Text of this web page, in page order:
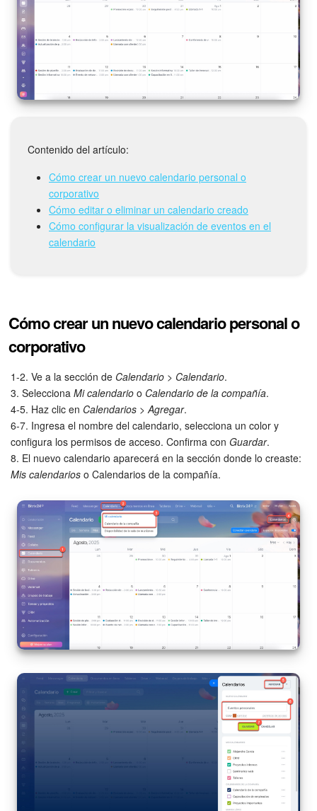
Tienda CRM
Firma electrónica
Firma electrónica para RR. HH.
Marketing
Gestión del inventario
Telefonía
Widget del empleado
Configuraciones de la cuenta
Bitrix24 En Premisa
Bitrix24 Messenger
Preguntas generales
Actualización de los artículos (archivo)
Contenido del artículo:
Cómo crear un nuevo calendario personal o
corporativo
Cómo editar o eliminar un calendario creado
Cómo configurar la visualización de eventos en el
calendario
Cómo crear un nuevo calendario personal o
corporativo
1-2. Ve a la sección de Calendario > Calendario.
3. Selecciona Mi calendario o Calendario de la compañía.
4-5. Haz clic en Calendarios >Agregar.
6-7. Ingresa el nombre del calendario, selecciona un color y
configura los permisos de acceso. Confirma con Guardar.
8. El nuevo calendario aparecerá en la sección donde lo creaste:
Mis calendarios o Calendarios de la compañía.